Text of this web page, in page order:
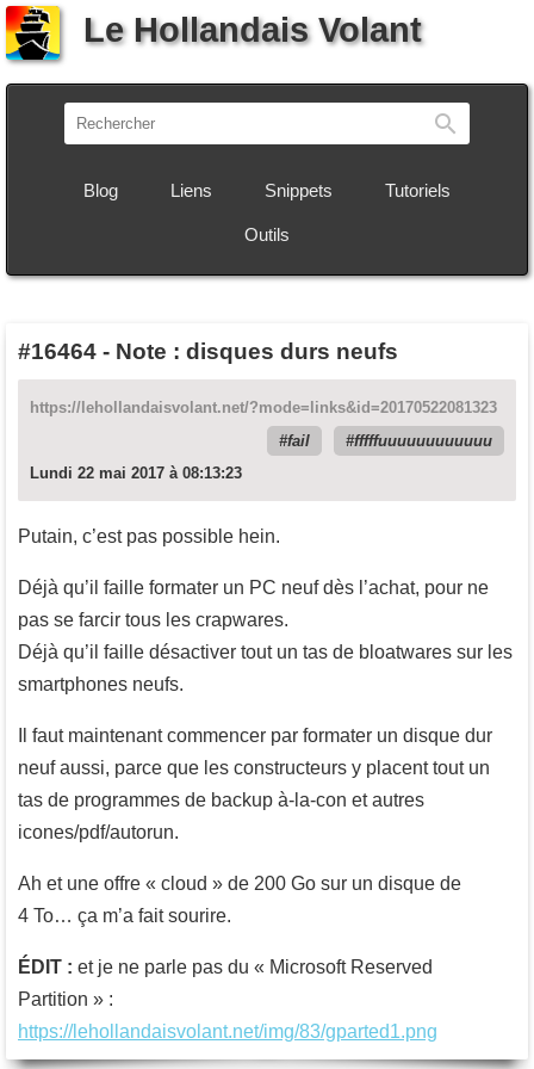
Le Hollandais Volant
Blog Liens Snippets Tutoriels
Outils
#16464 - Note : disques durs neufs
https://lehollandaisvolant.net/?mode=links&id=20170522081323
fail
fffffuuuuuuuuuuuu
Lundi 22 mai 2017 à 08:13:23
Putain, c’est pas possible hein.
Déjà qu’il faille formater un PC neuf dès l’achat, pour ne
pas se farcir tous les crapwares.
Déjà qu’il faille désactiver tout un tas de bloatwares sur les
smartphones neufs.
Il faut maintenant commencer par formater un disque dur
neuf aussi, parce que les constructeurs y placent tout un
tas de programmes de backup à-la-con et autres
icones/pdf/autorun.
Ah et une offre « cloud » de 200 Go sur un disque de
4 To… ça m’a fait sourire.
ÉDIT : et je ne parle pas du « Microsoft Reserved
Partition » :
https://lehollandaisvolant.net/img/83/gparted1.png